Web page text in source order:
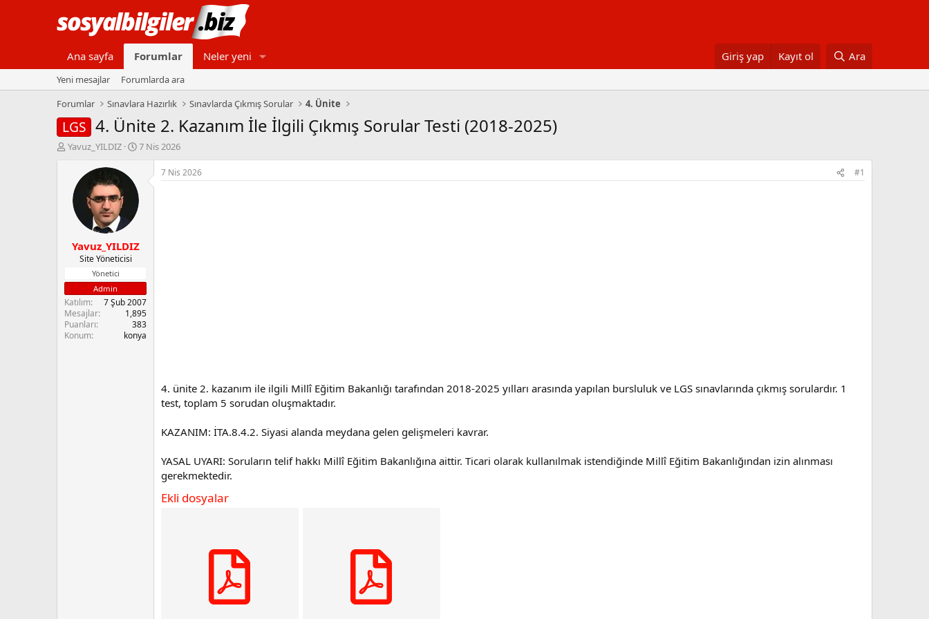
Ana sayfa Forumlar Neler yeni Giriş yap Kayıt ol Ara
Yeni mesajlar
Forumlarda ara
Forumlar
Sınavlara Hazırlık Sınavlarda Çıkmış Sorular 4. Ünite
LGS 4. Ünite 2. Kazanım İle İlgili Çıkmış Sorular Testi (2018-2025)
K
a
t
a
n
Yavuz_YILDIZ
B
a
n
ç
r
i
h
i
7 Nis 2026
Yavuz_YILDIZ
Site Yöneticisi
Yönetici
Admin
Katılım
7 Şub 2007
Mesajlar
1,895
Puanları
383
Konum
konya
7 Nis 2026 #1
4. ünite 2. kazanım ile ilgili Millî Eğitim Bakanlığı tarafından 2018-2025 yılları arasında yapılan bursluluk ve LGS sınavlarında çıkmış sorulardır. 1
test, toplam 5 sorudan oluşmaktadır.
KAZANIM: İTA.8.4.2. Siyasi alanda meydana gelen gelişmeleri kavrar.
YASAL UYARI: Soruların telif hakkı Millî Eğitim Bakanlığına aittir. Ticari olarak kullanılmak istendiğinde Millî Eğitim Bakanlığından izin alınması
gerekmektedir.
Ekli dosyalar